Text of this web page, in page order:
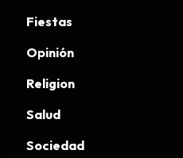
Fiestas
Opinión
Religion
Salud
Sociedad